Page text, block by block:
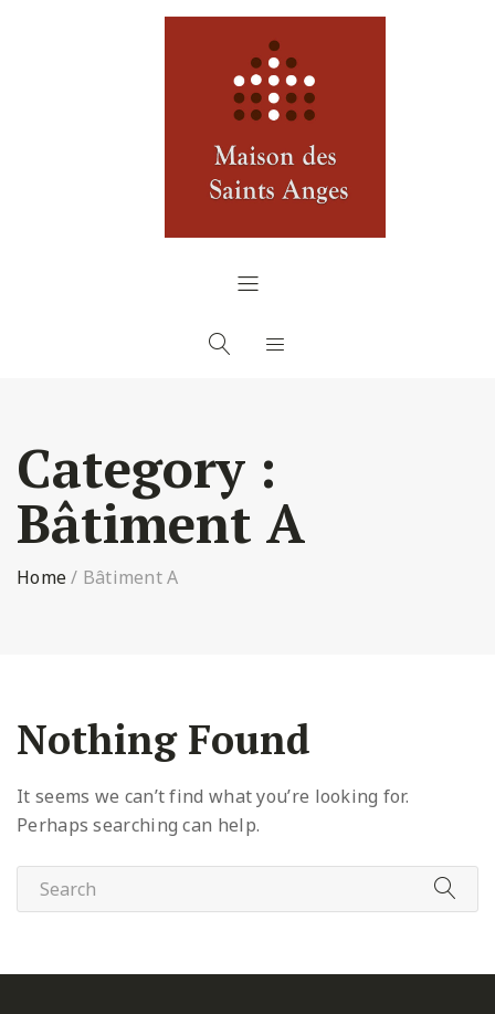
Category :
Bâtiment A
Home/ Bâtiment A
Nothing Found
It seems we can’t find what you’re looking for.
Perhaps searching can help.
Panneau de gestion des cookies